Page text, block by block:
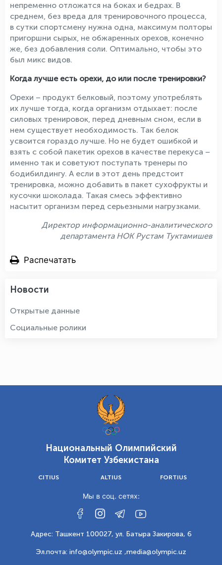
непременно отложатся на боках и бедрах. В
среднем, без вреда для тренировочного процесса,
в сутки спортсмену нужна одна, максимум полторы
пригоршни сырых, не обжаренных орехов, конечно
же, без добавления соли. Оптимально, чтобы это
был микс видов.
Когда лучше есть орехи, до или после тренировки?
Орехи – продукт белковый, поэтому употреблять
их лучше тогда, когда организм отдыхает: после
силовых тренировок, перед дневным сном, если в
нем существует необходимость. Так белок
усвоится гораздо лучше. Но не будет ошибкой и
взять с собой пакетик орехов в качестве перекуса –
именно так и советуют поступать тренеры по
бодибилдингу. А если в этот день предстоит
тренировка, можно добавить в пакет сухофрукты и
кусочки шоколада. Такая смесь эффективно
насытит организм перед серьезными нагрузками.
Директор информационно-аналитического
департамента НОК Рустам Туктамишев
Распечатать
Новости
Открытые данные
Социальные ролики
Национальный Олимпийский
Комитет Узбекистана
CITIUS ALTIUS FORTIUS
Мы в соц. сетях:
Адрес: Ташкент 100027, ул. Батыра Закирова, 6
Эл.почта: info@olympic.uz ,media@olympic.uz